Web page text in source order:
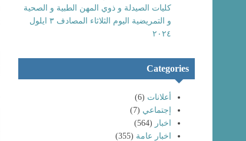
كليات الصيدلة و ذوي المهن الطبية و الصحية
و التمريضية اليوم الثلاثاء المصادف ٣ ايلول
٢٠٢٤
Categories
أعلانات (6)
إجتماعي (7)
اخبار (564)
اخبار عامة (355)